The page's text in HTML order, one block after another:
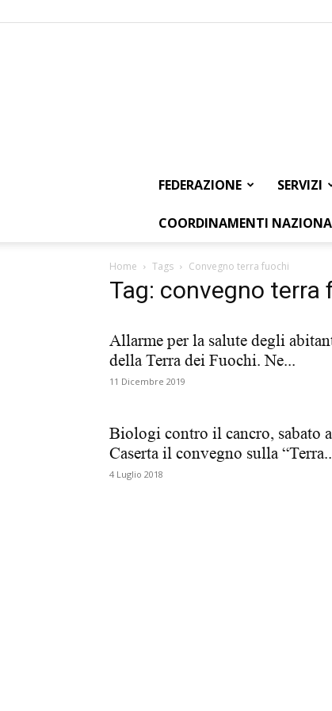
FEDERAZIONE SERVIZI
COORDINAMENTI
Home Tags Convegno terra fuochi
Tag: convegno terra
Allarme per la salute degli
della Terra dei Fuochi. Ne...
11 Dicembre 2019
Biologi contro il cancro, sabato a
Caserta il convegno sulla
4 Luglio 2018